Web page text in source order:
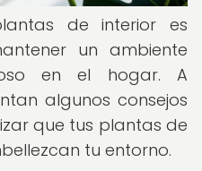
de interior es
un ambiente
en el hogar. A
algunos consejos
que tus plantas de
tu entorno.